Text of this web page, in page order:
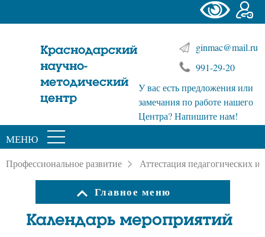
Краснодарский
научно-
методический
центр
ginmac@mail.ru
991-29-20
У вас есть предложения или
замечания по работе нашего
Центра? Напишите нам!
МЕНЮ
Профессиональное развитие Аттестация педагогических
Главное меню
Календарь мероприятий